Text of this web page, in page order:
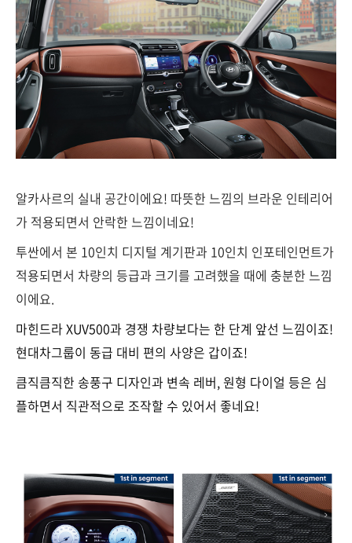
알카사르의 실내 공간이에요! 따뜻한 느낌의 브라운 인테리어
가 적용되면서 안락한 느낌이네요!
투싼에서 본 10인치 디지털 계기판과 10인치 인포테인먼트가
적용되면서 차량의 등급과 크기를 고려했을 때에 충분한 느낌
이에요.
마힌드라 XUV500과 경쟁 차량보다는 한 단계 앞선 느낌이죠!
현대차그룹이 동급 대비 편의 사양은 갑이죠!
큼직큼직한 송풍구 디자인과 변속 레버, 원형 다이얼 등은 심
플하면서 직관적으로 조작할 수 있어서 좋네요!